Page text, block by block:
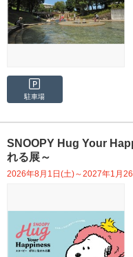
駐車場
SNOOPY Hug Your
れる展～
2026年8月1日(土)～2027年1月